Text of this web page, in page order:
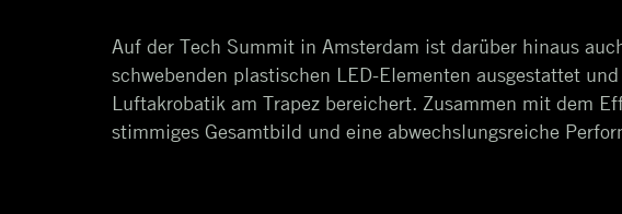
Auf der Tech Summit in Amsterdam ist darüber hinaus
schwebenden plastischen LED-Elementen ausgestattet
Luftakrobatik am Trapez bereichert. Zusammen mit dem
stimmiges Gesamtbild und eine abwechslungsreiche